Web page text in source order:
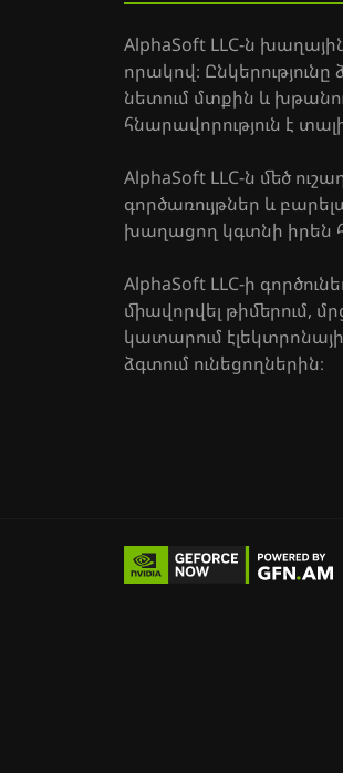
AlphaSoft LLC-ն
որակով։
նետում մտքին և
հնարավորություն է
AlphaSoft LLC-ն մեծ
գործառույթներ և
խաղացող կգտնի իրեն
AlphaSoft LLC-ի
միավորվել թիմերում,
կատարում
ձգտում ունեցողներին։